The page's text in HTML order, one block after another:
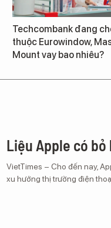
Techcombank đang
thuộc Eurowindow,
Mount vay bao nhiêu?
Liệu Apple có
VietTimes – Cho đến nay,
xu hướng thị trường điện